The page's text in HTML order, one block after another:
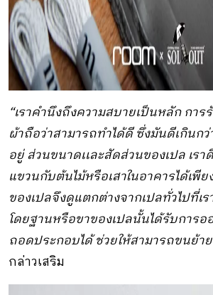
“เราคำนึงถึงความสบายเป็นหลัก กา
ผ้าถือว่าสามารถทำได้ดี ซึ่งมันดีเกินกว่
อยู่ ส่วนขนาดเเละสัดส่วนของเปล เรา
แขวนกับต้นไม้หรือเสาในอาคารได้เพี
ของเปลจึงดูแตกต่างจากเปลทั่วไปที่เ
โดยฐานหรือขาของเปลนั้นได้รับการ
ถอดประกอบได้ ช่วยให้สามารถขนย้า
กล่าวเสริม